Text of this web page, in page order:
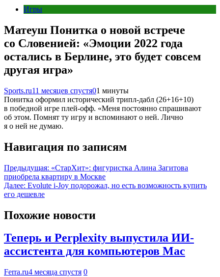
Игры
Матеуш Понитка о новой встрече
со Словенией: «Эмоции 2022 года
остались в Берлине, это будет совсем
другая игра»
Sports.ru11 месяцев спустя01 минуты
Понитка оформил исторический трипл-дабл (26+16+10)
в победной игре плей-офф. «Меня постоянно спрашивают
об этом. Помнят ту игру и вспоминают о ней. Лично
я о ней не думаю.
Навигация по записям
Предыдущая: «СтарХит»: фигуристка Алина Загитова
приобрела квартиру в Москве
Далее: Evolute i-Joy подорожал, но есть возможность купить
его дешевле
Похожие новости
Теперь и Perplexity выпустила ИИ-
ассистента для компьютеров Mac
Ferra.ru4 месяца спустя 0